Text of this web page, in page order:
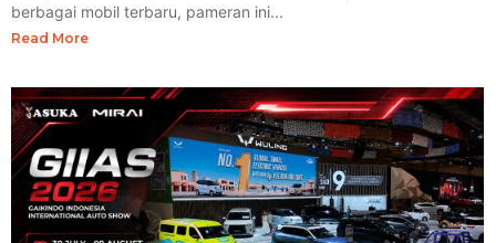
berbagai mobil terbaru, pameran ini...
Read More